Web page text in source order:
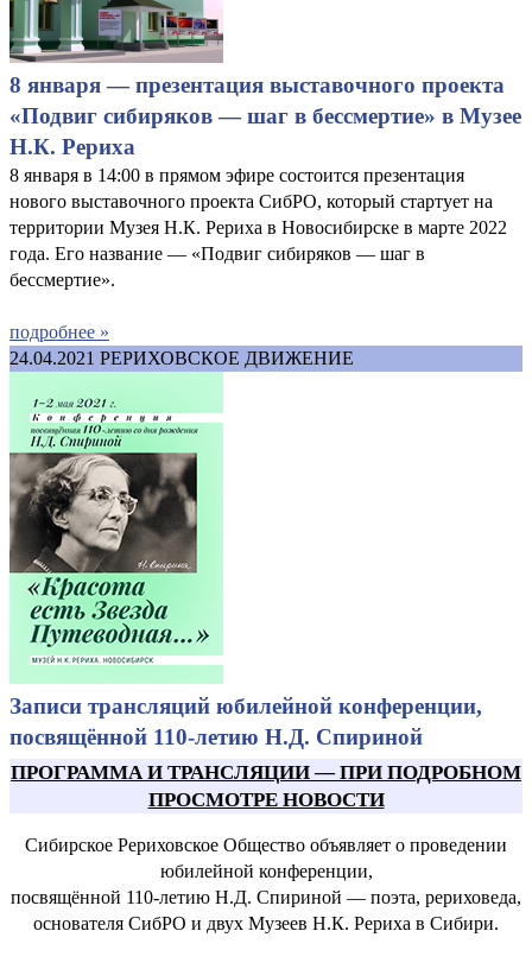
8 января — презентация выставочного проекта
«Подвиг сибиряков — шаг в бессмертие» в Музее
Н.К. Рериха
8 января в 14:00 в прямом эфире состоится презентация
нового выставочного проекта СибРО, который стартует на
территории Музея Н.К. Рериха в Новосибирске в марте 2022
года. Его название — «Подвиг сибиряков — шаг в
бессмертие».
подробнее »
24.04.2021 РЕРИХОВСКОЕ ДВИЖЕНИЕ
Записи трансляций юбилейной конференции,
посвящённой 110-летию Н.Д. Спириной
ПРОГРАММА И ТРАНСЛЯЦИИ—ПРИ ПОДРОБНОМ
ПРОСМОТРЕ НОВОСТИ
Сибирское Рериховское Общество объявляет о проведении
юбилейной конференции,
посвящённой 110-летию Н.Д. Спириной — поэта, рериховеда,
основателя СибРО и двух Музеев Н.К. Рериха в Сибири.